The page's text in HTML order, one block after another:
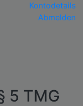
Kontodetails
Abmelden
5 TMG